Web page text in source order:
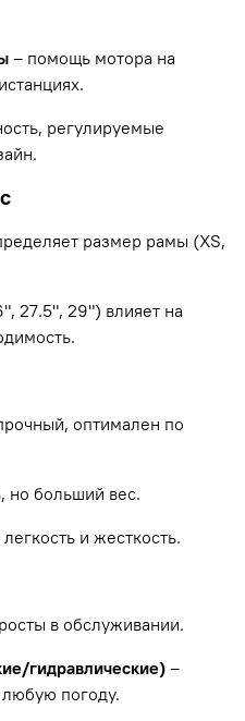
– помощь мотора на
регулируемые
размер рамы (XS,
27.5", 29") влияет на
оптимален по
но больший вес.
и жесткость.
в обслуживании.
гидравлические) –
погоду.